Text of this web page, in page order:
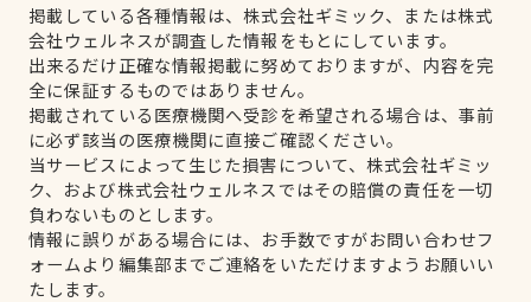
掲載している各種情報は、株式会社ギミック、または株式
会社ウェルネスが調査した情報をもとにしています。
出来るだけ正確な情報掲載に努めておりますが、内容を完
全に保証するものではありません。
掲載されている医療機関へ受診を希望される場合は、事前
に必ず該当の医療機関に直接ご確認ください。
当サービスによって生じた損害について、株式会社ギミッ
ク、および株式会社ウェルネスではその賠償の責任を一切
負わないものとします。
情報に誤りがある場合には、お手数ですがお問い合わせフ
ォームより編集部までご連絡をいただけますようお願いい
たします。